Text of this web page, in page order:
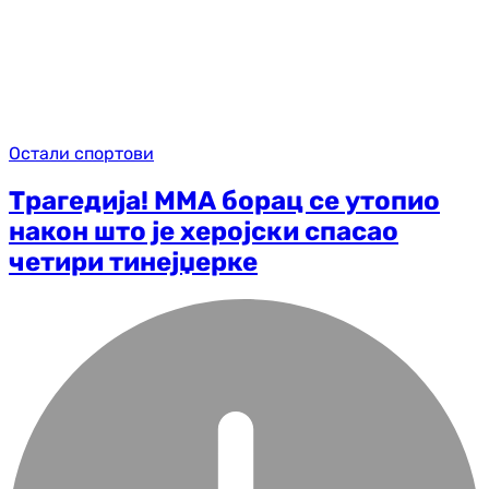
Остали спортови
Трагедија! ММА борац се утопио
након што је херојски спасао
четири тинејџерке